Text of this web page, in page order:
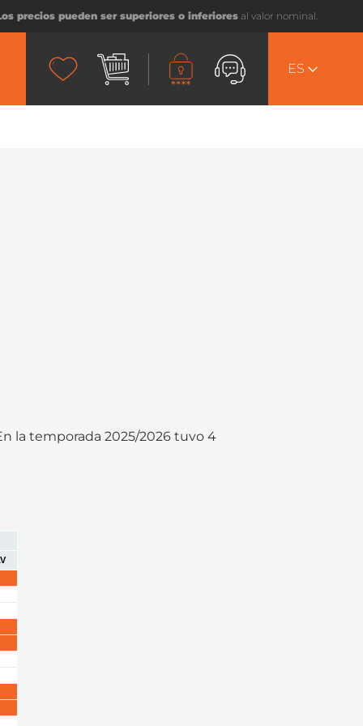
precios pueden ser superiores o inferiores al valor nominal.
ES
la temporada 2025/2026 tuvo 4